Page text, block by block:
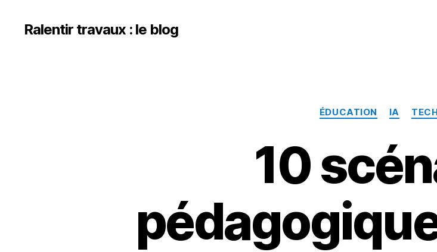
Ralentir travaux : le blog
ÉDUCATION IA
10